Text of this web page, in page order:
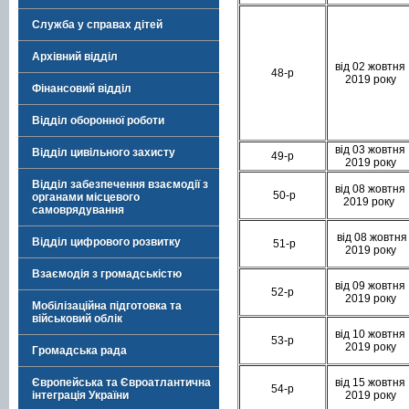
Служба у справах дітей
Архівний відділ
Фінансовий відділ
Відділ оборонної роботи
Відділ цивільного захисту
Відділ забезпечення взаємодії з
органами місцевого
самоврядування
Відділ цифрового розвитку
Взаємодія з громадськістю
Мобілізаційна підготовка та
військовий облік
Громадська рада
Європейська та Євроатлантична
інтеграція України
48-р
від 02 жовтня
2019 року
49-р
від 03 жовтня
2019 року
50-р
від 08 жовтня
2019 року
51-р
від 08 жовтня
2019 року
52-р
від 09 жовтня
2019 року
53-р
від 10 жовтня
2019 року
54-р
від 15 жовтня
2019 року